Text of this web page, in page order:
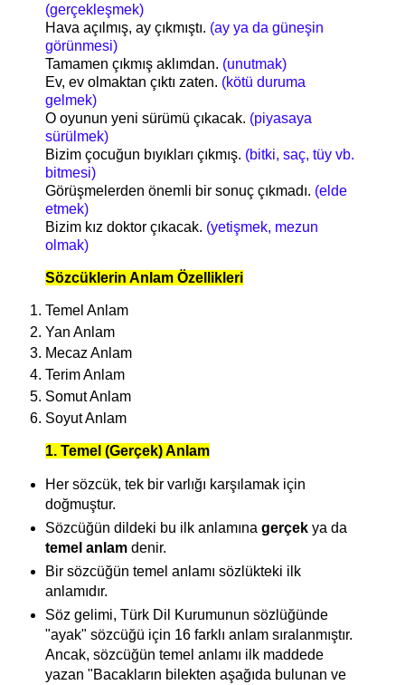
(gerçekleşmek)
Hava açılmış, ay çıkmıştı. (ay ya da güneşin
görünmesi)
Tamamen çıkmış aklımdan. (unutmak)
Ev, ev olmaktan çıktı zaten. (kötü duruma
gelmek)
O oyunun yeni sürümü çıkacak. (piyasaya
sürülmek)
Bizim çocuğun bıyıkları çıkmış. (bitki, saç, tüy vb.
bitmesi)
Görüşmelerden önemli bir sonuç çıkmadı. (elde
etmek)
Bizim kız doktor çıkacak. (yetişmek, mezun
olmak)
Sözcüklerin Anlam Özellikleri
Temel Anlam
Yan Anlam
Mecaz Anlam
Terim Anlam
Somut Anlam
Soyut Anlam
1. Temel (Gerçek) Anlam
Her sözcük, tek bir varlığı karşılamak için
doğmuştur.
Sözcüğün dildeki bu ilk anlamına gerçek ya da
temel anlamdenir.
Bir sözcüğün temel anlamı sözlükteki ilk
anlamıdır.
Söz gelimi, Türk Dil Kurumunun sözlüğünde
"ayak" sözcüğü için 16 farklı anlam sıralanmıştır.
Ancak, sözcüğün temel anlamı ilk maddede
yazan "Bacakların bilekten aşağıda bulunan ve